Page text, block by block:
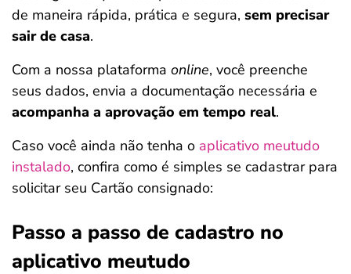
de maneira rápida, prática e segura, sem precisar
sair de casa.
Com a nossa plataforma online, você preenche
seus dados, envia a documentação necessária e
acompanha a aprovação em tempo real.
Caso você ainda não tenha o aplicativo meutudo
instalado, confira como é simples se cadastrar para
solicitar seu Cartão consignado:
Passo a passo de cadastro no
aplicativo meutudo